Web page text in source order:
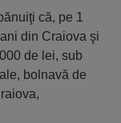
că, pe 1
din Craiova şi
de lei, sub
bolnavă de